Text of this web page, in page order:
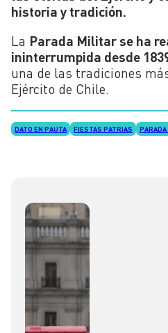
historia y tradición.
La Parada Militar se ha
ininterrumpida desde
una de las tradiciones
Ejército de Chile.
DATO EN PAUTA FIESTAS PATRIAS